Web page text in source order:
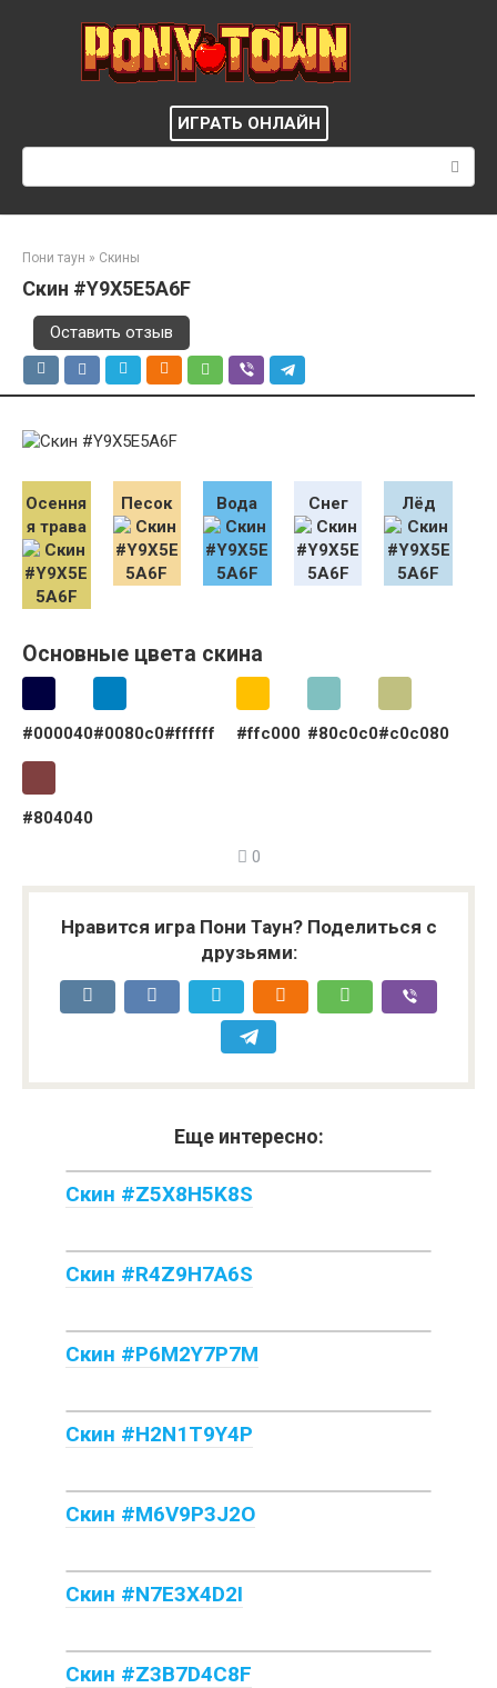
ИГРАТЬ ОНЛАЙН
Пони таун » Скины
Скин #Y9X5E5A6F
Оставить отзыв
Осення
я трава
Песок Вода Снег Лёд
Основные цвета скина
#000040#0080c0#ffffff #ffc000 #80c0c0#c0c080
#804040
0
Нравится игра Пони Таун? Поделиться с
друзьями:
Еще интересно:
Скин #Z5X8H5K8S
Скин #R4Z9H7A6S
Скин #P6M2Y7P7M
Скин #H2N1T9Y4P
Скин #M6V9P3J2O
Скин #N7E3X4D2I
Скин #Z3B7D4C8F